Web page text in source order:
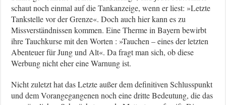
schaut noch einmal auf die Tankanzeige, wenn er liest: »Letzte
Tankstelle vor der Grenze«. Doch auch hier kann es zu
Missverständnissen kommen. Eine Therme in Bayern bewirbt
ihre Tauchkurse mit den Worten : »Tauchen – eines der letzten
Abenteuer für Jung und Alt«. Da fragt man sich, ob diese
Werbung nicht eher eine Warnung ist.
Nicht zuletzt hat das Letzte außer dem definitiven Schlusspunkt
und dem Vorangegangenen noch eine dritte Bedeutung, die das